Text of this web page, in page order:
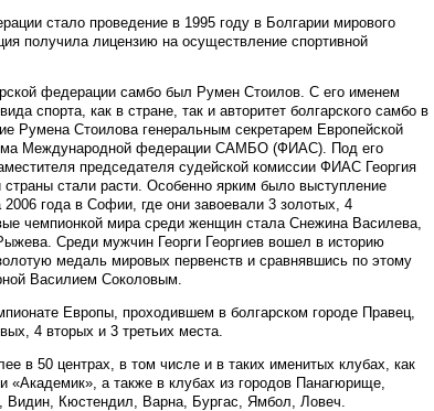
стало проведение в 1995 году в Болгарии мирового
получила лицензию на осуществление спортивной
федерации самбо был Румен Стоилов. С его именем
спорта, как в стране, так и авторитет болгарского самбо в
Румена Стоилова генеральным секретарем Европейской
Международной федерации САМБО (ФИАС). Под его
председателя судейской комиссии ФИАС Георгия
стали расти. Особенно ярким было выступление
года в Софии, где они завоевали 3 золотых, 4
чемпионкой мира среди женщин стала Снежина Василева,
Среди мужчин Георги Георгиев вошел в историю
медаль мировых первенств и сравнявшись по этому
Василием Соколовым.
Европы, проходившем в болгарском городе Правец,
4 вторых и 3 третьих места.
в 50 центрах, в том числе и в таких именитых клубах, как
а также в клубах из городов Панагюрище,
Кюстендил, Варна, Бургас, Ямбол, Ловеч.